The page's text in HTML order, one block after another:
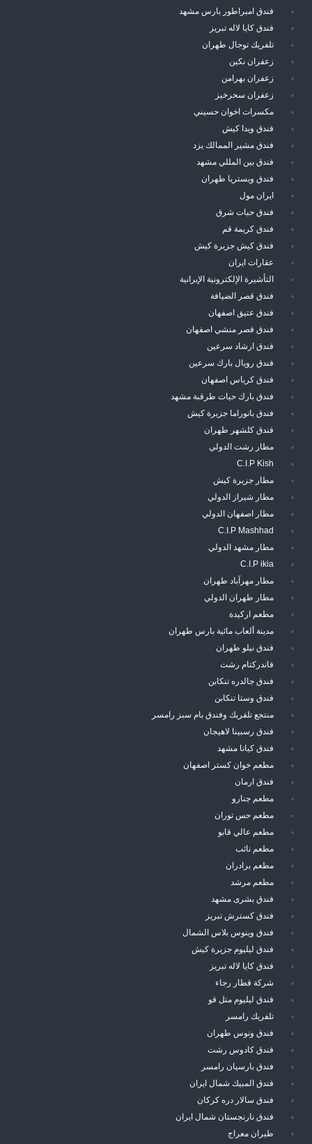
فندق امبراطور بارس مشهد
فندق كايا لاله تبريز
تلفريك توجال طهران
زعفران نكين
زعفران بهرامن
زعفران سحرخيز
مكسرات اخوان حسيني
فندق ويدا كيش
فندق مشير الممالك يزد
فندق بين المللي مشهد
فندق ويستريا طهران
ايران مول
فندق حيات شرق
فندق كريمة قم
فندق كيش جزيرة كيش
عقارات ايران
التأشيرة الإلكترونية الإيرانية
فندق قصر الضيافة
فندق عتيق اصفهان
فندق قصر منشي اصفهان
فندق ارشاد سرعين
فندق رويال بارك سرعين
فندق كرياس اصفهان
فندق بارك حيات طرقبة مشهد
فندق بانوراما جزيرة كيش
فندق كلشهر طهران
مطار رشت الدولي
C.I.P Kish
مطار جزيرة كيش
مطار شيراز الدولي
مطار اصفهان الدولي
C.I.P Mashhad
مطار مشهد الدولي
C.I.P ikia
مطار مهرآباد طهران
مطار طهران الدولي
مطعم اركيدة
مدينة ألعاب مائية بارس طهران
فندق نيلو طهران
فاندركتام رشت
فندق جالدره تنكابن
فندق وستا تنكابن
منتجع تلفريك وفندق بام سبز رامسر
فندق رسبينا لاهيجان
فندق كيانا مشهد
مطعم خوان كستر اصفهان
فندق ارمان
مطعم جنارو
مطعم حس توران
مطعم عالي قابو
مطعم نائب
مطعم برادران
مطعم مرشد
فندق بشرى مشهد
فندق كسترش تبريز
فندق وينوس بلاس الشمال
فندق ليليوم جزيرة كيش
فندق كايا لاله تبريز
شركة قطار رجاء
فندق ليليوم متل قو
تلفريك رامسر
فندق ونوس طهران
فندق كادوس رشت
فندق بارسيان رامسر
فندق المبيك شمال ايران
فندق سالار دره كركان
فندق نارنجستان شمال ايران
طيران معراج